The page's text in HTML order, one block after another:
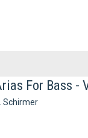
For Bass -
Schirmer